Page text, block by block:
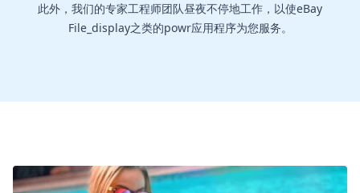
此外，我们的专家工程师团队昼夜不停地工作，以使eBay
File_display之类的powr应用程序为您服务。